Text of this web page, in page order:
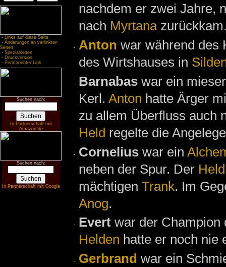
- Links auf diese Seite
- Änderungen an verlinkten
Seiten
- Spezialseiten
- Druckversion
- Permanenter Link
Suchen nach:
In Partnerschaft mit
Amazon.de
Suchen nach:
In Partnerschaft mit Google
nachdem er zwei Jahre,
nach Myrtana
Anton war während des
des Wirtshauses in
Barnabas war ein
Kerl. Anton hatte Ärger
zu allem Überfluss auch
Held regelte die
Cornelius war ein
neben der Spur. Der Held
mächtigen Trank. Im
Anog.
Evert war der Champion
Helden hatte er noch nie
Gerbrand war ein